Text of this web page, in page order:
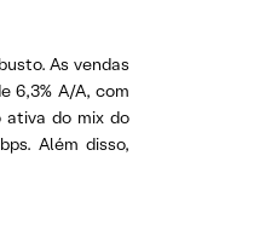
As vendas
6,3% A/A, com
ativa do mix do
Além disso,